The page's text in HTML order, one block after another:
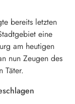
bereits letzten
eine
am heutigen
nun Zeugen des
Täter.